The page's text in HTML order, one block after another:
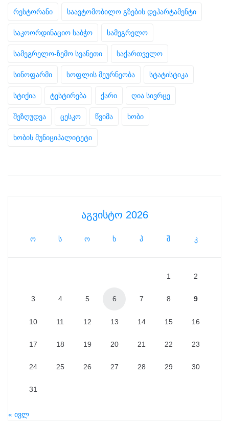
რესტორანი საავტომობილო გზების დეპარტამენტი
საკოორდინაციო საბჭო სამეგრელო
სამეგრელო-ზემო სვანეთი საქართველო
სინოფარმი სოფლის მეურნეობა სტატისტიკა
სტიქია ტესტირება ქარი ღია სივრცე
შეზღუდვა ცესკო წვიმა ხობი
ხობის მუნიციპალიტეტი
აგვისტო 2026
ო ს ო ხ პ შ კ
1 2
3 4 5 6 7 8 9
10 11 12 13 14 15 16
17 18 19 20 21 22 23
24 25 26 27 28 29 30
31
« ივლ